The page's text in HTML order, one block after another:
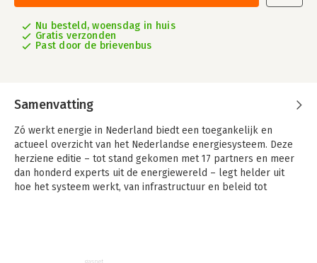
Nu besteld, woensdag in huis
Gratis verzonden
Past door de brievenbus
Samenvatting
Zó werkt energie in Nederland biedt een toegankelijk en
actueel overzicht van het Nederlandse energiesysteem. Deze
herziene editie – tot stand gekomen met 17 partners en meer
dan honderd experts uit de energiewereld – legt helder uit
hoe het systeem werkt, van infrastructuur en beleid tot
veranderende energiewereld.
gasnet